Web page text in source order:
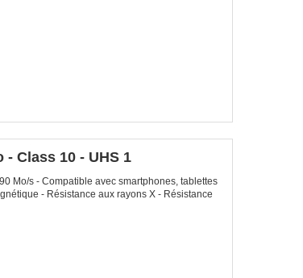
- Class 10 - UHS 1
Mo/s - Compatible avec smartphones, tablettes
- Résistance aux rayons X - Résistance